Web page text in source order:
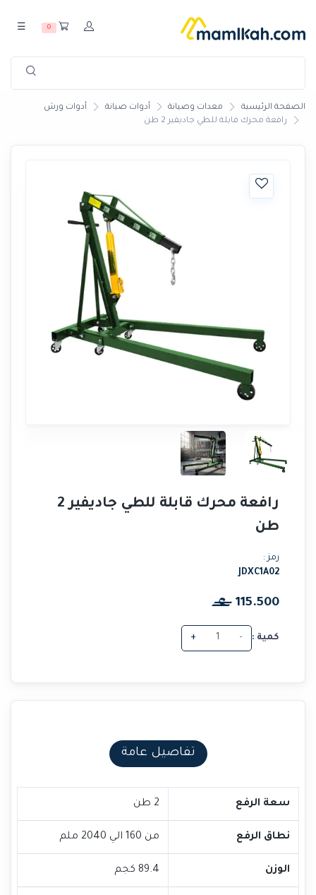
0
☰
الصفحة الرئيسية معدات وصيانة أدوات صيانة
أدوات ورش
رافعة محرك قابلة للطي جاديفير 2 طن
رافعة محرك قابلة للطي جاديفير 2
طن
رمز :
JDXC1A02
115.500
كمية : -
+
تفاصيل عامة
سعة الرفع 2 طن
نطاق الرفع من 160 الي 2040 ملم
الوزن 89.4 كجم